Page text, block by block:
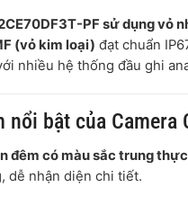
PF sử dụng vỏ
(vỏ kim loại) đạt chuẩn
nhiều hệ thống đầu ghi
bật của Camera
đêm có màu sắc trung thực
dễ nhận diện chi tiết.